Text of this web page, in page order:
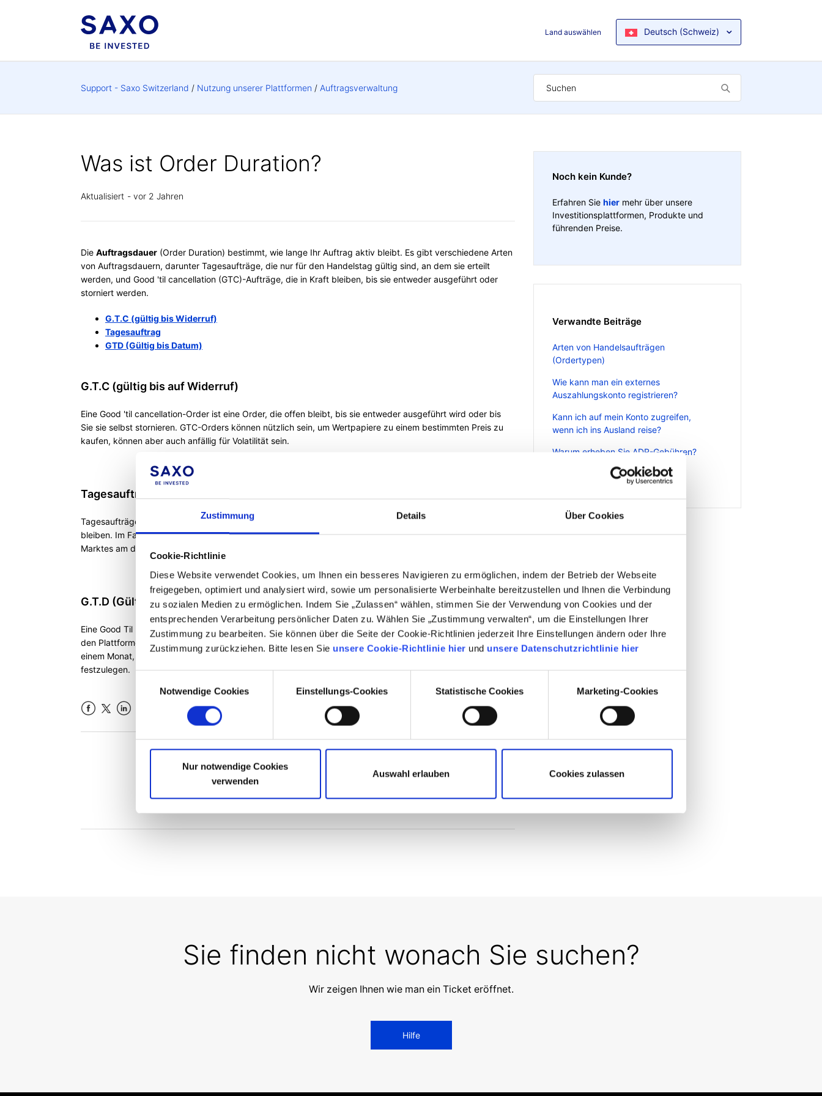
Zustimmung Details Über Cookies
Cookie-Richtlinie
Diese Website verwendet Cookies, um Ihnen ein besseres Navigieren zu ermöglichen, indem der Betrieb der Webseite
freigegeben, optimiert und analysiert wird, sowie um personalisierte Werbeinhalte bereitzustellen und Ihnen die Verbindung
zu sozialen Medien zu ermöglichen. Indem Sie „Zulassen“ wählen, stimmen Sie der Verwendung von Cookies und der
entsprechenden Verarbeitung persönlicher Daten zu. Wählen Sie „Zustimmung verwalten“, um die Einstellungen Ihrer
Zustimmung zu bearbeiten. Sie können über die Seite der Cookie-Richtlinien jederzeit Ihre Einstellungen ändern oder Ihre
Zustimmung zurückziehen. Bitte lesen Sie unsere Cookie-Richtlinie hier und unsere Datenschutzrichtlinie hier
Notwendige Cookies
Einstellungs-Cookies Statistische Cookies Marketing-Cookies
Nur notwendige Cookies
verwenden
Auswahl erlauben Cookies zulassen
Land auswählen Deutsch (Schweiz)
Support - Saxo Switzerland Nutzung unserer Plattformen Auftragsverwaltung
Was ist Order Duration?
Aktualisiert vor 2 Jahren
Die Auftragsdauer (Order Duration) bestimmt, wie lange Ihr Auftrag aktiv bleibt. Es gibt verschiedene Arten
von Auftragsdauern, darunter Tagesaufträge, die nur für den Handelstag gültig sind, an dem sie erteilt
werden, und Good 'til cancellation (GTC)-Aufträge, die in Kraft bleiben, bis sie entweder ausgeführt oder
storniert werden.
G.T.C (gültig bis Widerruf)
Tagesauftrag
GTD (Gültig bis Datum)
G.T.C (gültig bis auf Widerruf)
Eine Good 'til cancellation-Order ist eine Order, die offen bleibt, bis sie entweder ausgeführt wird oder bis
Sie sie selbst stornieren. GTC-Orders können nützlich sein, um Wertpapiere zu einem bestimmten Preis zu
kaufen, können aber auch anfällig für Volatilität sein.
Tagesauftrag
Tagesaufträge sind Aufträge, die bis zur Schließung des Marktes am Tag der Auftragserteilung offen
bleiben. Im Falle eines Auftrags, der am Wochenende erteilt wird, bleibt der Auftrag bis zur Schließung des
Marktes am darauffolgenden Werktag offen.
G.T.D (Gültig bis Datum)
Eine Good Til Date-Order ist eine Order, deren Ablaufdatum an einem vorher festgelegten Datum liegt. Auf
den Plattformen von Saxo haben Sie die Möglichkeit, einen GTD-Handel für einen Zeitraum von einer Woche,
einem Monat, Ende der Woche, Ende des Monats, Ende des Jahres oder ein bestimmtes Datum Ihrer Wahl
festzulegen.
Noch kein Kunde?
Erfahren Sie hier mehr über unsere
Investitionsplattformen, Produkte und
führenden Preise.
Verwandte Beiträge
Arten von Handelsaufträgen
(Ordertypen)
Wie kann man ein externes
Auszahlungskonto registrieren?
Kann ich auf mein Konto zugreifen,
wenn ich ins Ausland reise?
Warum erheben Sie ADR-Gebühren?
Wichtige Themen im Überblick
Sie finden nicht wonach Sie suchen?
Wir zeigen Ihnen wie man ein Ticket eröffnet.
Hilfe